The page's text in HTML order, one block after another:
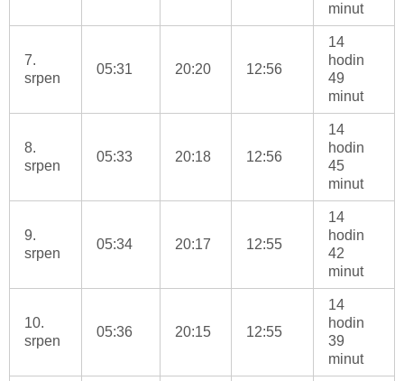
minut
7.
srpen
05:31 20:20 12:56
14
hodin
49
minut
8.
srpen
05:33 20:18 12:56
14
hodin
45
minut
9.
srpen
05:34 20:17 12:55
14
hodin
42
minut
10.
srpen
05:36 20:15 12:55
14
hodin
39
minut